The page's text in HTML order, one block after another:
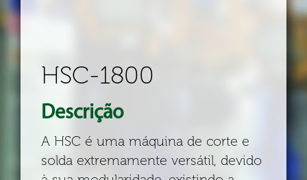
HSC-1800
Descrição
A HSC é uma máquina de corte e
solda extremamente versátil, devido